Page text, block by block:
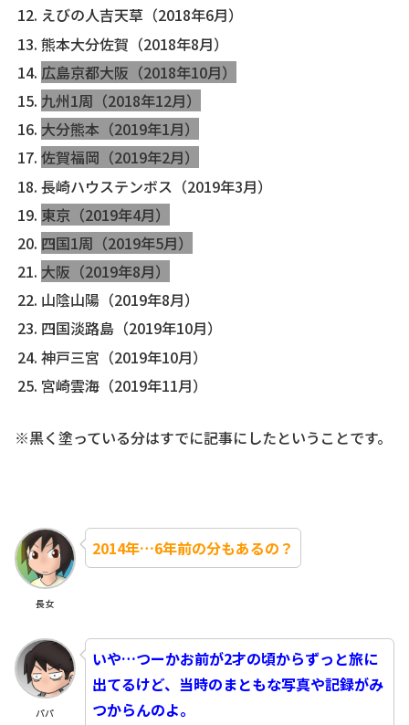
えびの人吉天草（2018年6月）
熊本大分佐賀（2018年8月）
広島京都大阪（2018年10月）
九州1周（2018年12月）
大分熊本（2019年1月）
佐賀福岡（2019年2月）
長崎ハウステンボス（2019年3月）
東京（2019年4月）
四国1周（2019年5月）
大阪（2019年8月）
山陰山陽（2019年8月）
四国淡路島（2019年10月）
神戸三宮（2019年10月）
宮崎雲海（2019年11月）
※黒く塗っている分はすでに記事にしたということです。
長女
2014年…6年前の分もあるの？
パパ
いや…つーかお前が2才の頃からずっと旅に
出てるけど、当時のまともな写真や記録がみ
つからんのよ。